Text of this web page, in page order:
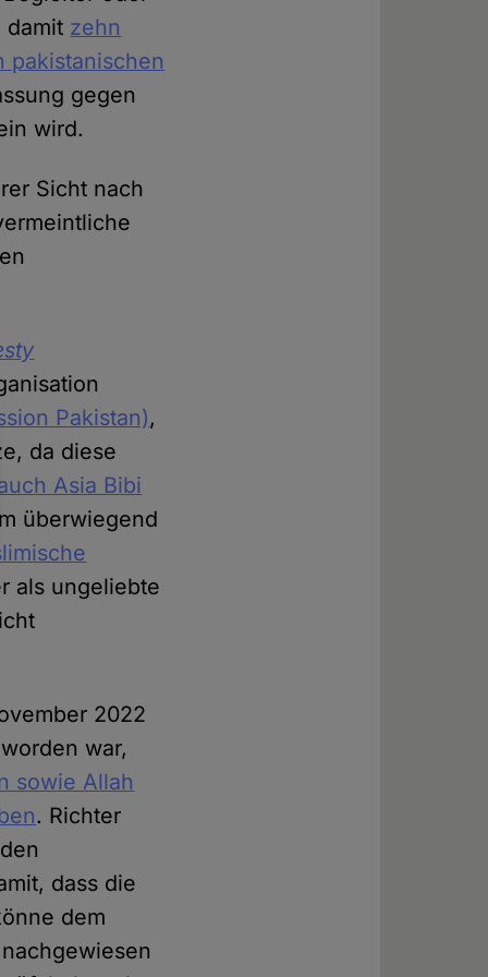
damit zehn
pakistanischen
gegen
wird.
Sicht nach
Pakistan),
da diese
Asia Bibi
überwiegend
als ungeliebte
2022
war,
sowie Allah
. Richter
dass die
dem